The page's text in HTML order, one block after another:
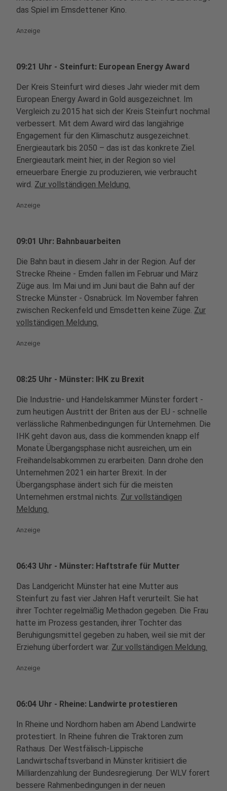
das Spiel im Emsdettener Kino.
Anzeige
09:21 Uhr - Steinfurt: European Energy Award
Der Kreis Steinfurt wird dieses Jahr wieder mit dem
European Energy Award in Gold ausgezeichnet. Im
Vergleich zu 2015 hat sich der Kreis Steinfurt nochmal
verbessert. Mit dem Award wird das langjährige
Engagement für den Klimaschutz ausgezeichnet.
Energieautark bis 2050 – das ist das konkrete Ziel.
Energieautark meint hier, in der Region so viel
erneuerbare Energie zu produzieren, wie verbraucht
wird. Zur vollständigen Meldung.
Anzeige
09:01 Uhr: Bahnbauarbeiten
Die Bahn baut in diesem Jahr in der Region. Auf der
Strecke Rheine - Emden fallen im Februar und März
Züge aus. Im Mai und im Juni baut die Bahn auf der
Strecke Münster - Osnabrück. Im November fahren
zwischen Reckenfeld und Emsdetten keine Züge. Zur
vollständigen Meldung.
Anzeige
08:25 Uhr - Münster: IHK zu Brexit
Die Industrie- und Handelskammer Münster fordert -
zum heutigen Austritt der Briten aus der EU - schnelle
verlässliche Rahmenbedingungen für Unternehmen. Die
IHK geht davon aus, dass die kommenden knapp elf
Monate Übergangsphase nicht ausreichen, um ein
Freihandelsabkommen zu erarbeiten. Dann drohe den
Unternehmen 2021 ein harter Brexit. In der
Übergangsphase ändert sich für die meisten
Unternehmen erstmal nichts. Zur vollständigen
Meldung.
Anzeige
06:43 Uhr - Münster: Haftstrafe für Mutter
Das Landgericht Münster hat eine Mutter aus
Steinfurt zu fast vier Jahren Haft verurteilt. Sie hat
ihrer Tochter regelmäßig Methadon gegeben. Die Frau
hatte im Prozess gestanden, ihrer Tochter das
Beruhigungsmittel gegeben zu haben, weil sie mit der
Erziehung überfordert war. Zur vollständigen Meldung.
Anzeige
06:04 Uhr - Rheine: Landwirte protestieren
In Rheine und Nordhorn haben am Abend Landwirte
protestiert. In Rheine fuhren die Traktoren zum
Rathaus. Der Westfälisch-Lippische
Landwirtschaftsverband in Münster kritisiert die
Milliardenzahlung der Bundesregierung. Der WLV forert
bessere Rahmenbedingungen in der neuen